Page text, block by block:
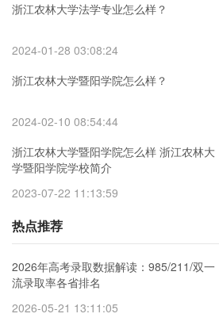
浙江农林大学法学专业怎么样？
2024-01-28 03:08:24
浙江农林大学暨阳学院怎么样？
2024-02-10 08:54:44
浙江农林大学暨阳学院怎么样 浙江农林大
学暨阳学院学校简介
2023-07-22 11:13:59
热点推荐
2026年高考录取数据解读：985/211/双一
流录取率各省排名
2026-05-21 13:11:05